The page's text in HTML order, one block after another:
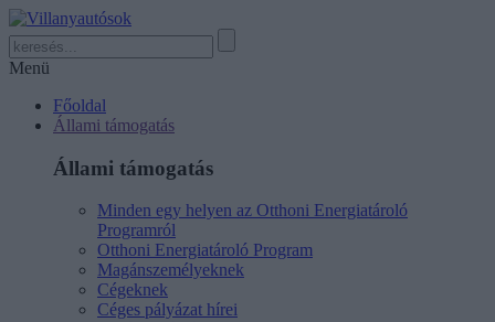
Menü
Főoldal
Állami támogatás
Állami támogatás
Minden egy helyen az Otthoni Energiatároló
Programról
Otthoni Energiatároló Program
Magánszemélyeknek
Cégeknek
Céges pályázat hírei